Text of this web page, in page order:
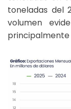
toneladas del
volumen
principalmente